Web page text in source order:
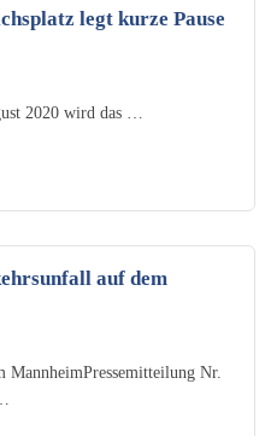
legt kurze Pause
2020 wird das …
auf dem
Nr.